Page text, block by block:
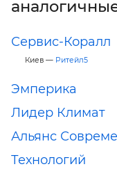
Сервис-Коралл
Киев — Ритейл5
Эмперика
Лидер Климат
Альянс
Технологий